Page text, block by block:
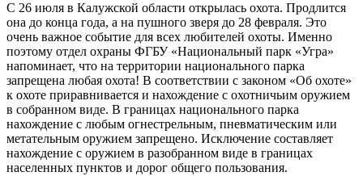
С 26 июля в Калужской области открылась охота. Продлится
она до конца года, а на пушного зверя до 28 февраля. Это
очень важное событие для всех любителей охоты. Именно
поэтому отдел охраны ФГБУ «Национальный парк «Угра»
напоминает, что на территории национального парка
запрещена любая охота! В соответствии с законом «Об охоте»
к охоте приравнивается и нахождение с охотничьим оружием
в собранном виде. В границах национального парка
нахождение с любым огнестрельным, пневматическим или
метательным оружием запрещено. Исключение составляет
нахождение с оружием в разобранном виде в границах
населенных пунктов и дорог общего пользования.